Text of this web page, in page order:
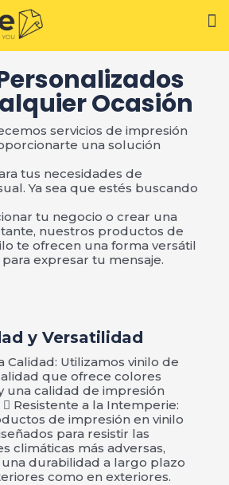
Ocasión
servicios de impresión
una solución
tus necesidades de
Ya sea que estés buscando
tu negocio o crear una
nuestros productos de
te ofrecen una forma versátil
expresar tu mensaje.
y Versatilidad
Calidad: Utilizamos vinilo de
que ofrece colores
una calidad de impresión
Resistente a la Intemperie:
de impresión en vinilo
para resistir las
climáticas más adversas,
durabilidad a largo plazo
como en exteriores.